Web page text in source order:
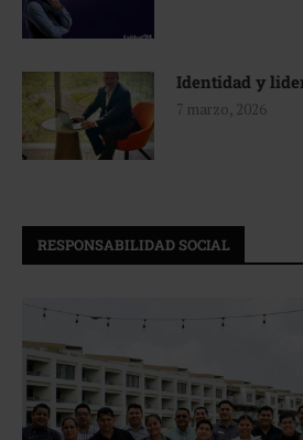
Identidad y
7 marzo, 2026
RESPONSABILIDAD SOCIAL